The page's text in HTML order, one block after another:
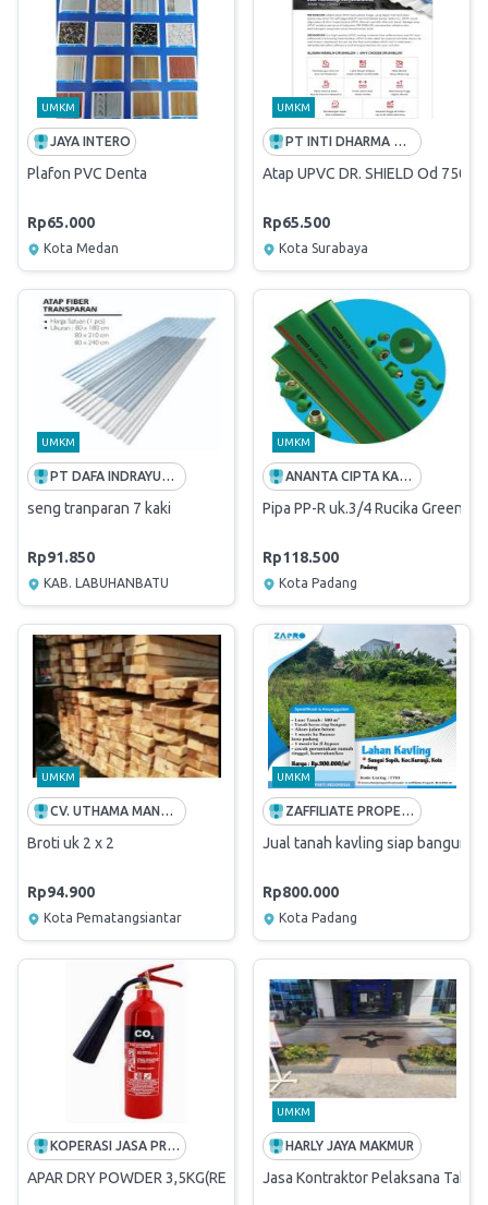
UMKM
JAYA INTERO
Plafon PVC Denta
Rp65.000
Kota Medan
UMKM
PT INTI DHARMA MANDIRI
Atap UPVC DR. SHIELD Od 750 (
Rp65.500
Kota Surabaya
UMKM
PT DAFA INDRAYUS PERKASA
seng tranparan 7 kaki
Rp91.850
KAB. LABUHANBATU
UMKM
ANANTA CIPTA KARYA
Pipa PP-R uk.3/4 Rucika Green
Rp118.500
Kota Padang
UMKM
CV. UTHAMA MANDIRI
Broti uk 2 x 2
Rp94.900
Kota Pematangsiantar
UMKM
ZAFFILIATE PROPERTI INDONESIA
Jual tanah kavling siap bangun di
Rp800.000
Kota Padang
KOPERASI JASA PRIMKOPKAR NEW BARUNA
APAR DRY POWDER 3,5KG(REFIL)
UMKM
HARLY JAYA MAKMUR
Jasa Kontraktor Pelaksana